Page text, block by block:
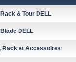
& Tour DELL
DELL
Rack et Accessoires